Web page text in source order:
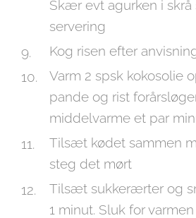
Skær evt agurken i skrå
servering
Kog risen efter
Varm 2 spsk kokosolie
pande og rist
middelvarme et par
Tilsæt kødet sammen
steg det mørt
Tilsæt sukkerærter og
1 minut. Sluk for varmen